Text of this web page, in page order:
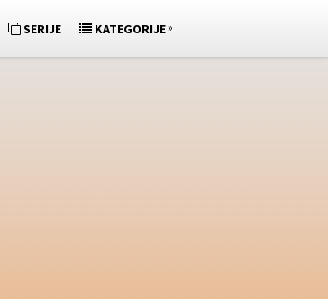
SERIJE KATEGORIJE»